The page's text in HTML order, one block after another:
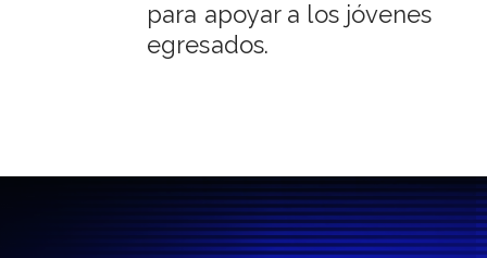
entradas
para apoyar a los jóvenes
egresados.